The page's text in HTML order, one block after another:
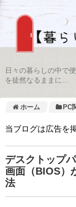
日々の暮らしの中で
を徒然なるままに…
ホーム PC
当ブログは広告を
デスクトップ
画面（BIOS）
法